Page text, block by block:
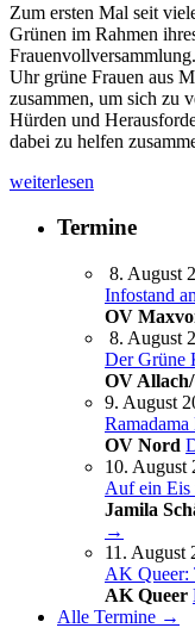
Zum ersten Mal seit
Grünen im Rahmen
Uhr grüne Frauen aus
zusammen, um sich zu
Hürden und
dabei zu helfen
weiterlesen
Termine
8. August
Infostand
OV
8. August
Der Grüne
OV
9. August
OV Nord
10. August
Auf ein Eis
Jamila
→
11. August
AK Queer:
AK Queer
Alle Termine →